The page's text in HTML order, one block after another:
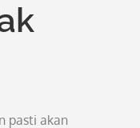
pasti akan